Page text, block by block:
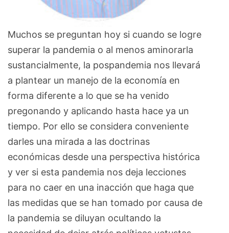
Muchos se preguntan hoy si cuando se logre
superar la pandemia o al menos aminorarla
sustancialmente, la pospandemia nos llevará
a plantear un manejo de la economía en
forma diferente a lo que se ha venido
pregonando y aplicando hasta hace ya un
tiempo. Por ello se considera conveniente
darles una mirada a las doctrinas
económicas desde una perspectiva histórica
y ver si esta pandemia nos deja lecciones
para no caer en una inacción que haga que
las medidas que se han tomado por causa de
la pandemia se diluyan ocultando la